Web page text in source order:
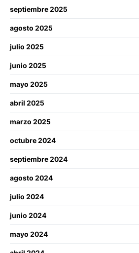
septiembre 2025
agosto 2025
julio 2025
junio 2025
mayo 2025
abril 2025
marzo 2025
octubre 2024
septiembre 2024
agosto 2024
julio 2024
junio 2024
mayo 2024